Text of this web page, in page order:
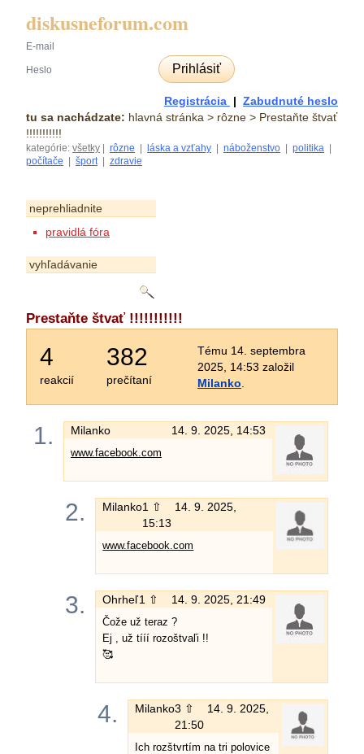
diskusneforum.com
Prihlásiť
Registrácia | Zabudnuté heslo
tu sa nachádzate: hlavná stránka > rôzne > Prestaňte štvať
!!!!!!!!!!!
kategórie: všetky rôzne láska a vzťahy náboženstvo politika
počítače
šport| zdravie
neprehliadnite
pravidlá fóra
vyhľadávanie
Prestaňte štvať !!!!!!!!!!!
4
reakcií
382
prečítaní
Tému 14. septembra
2025, 14:53 založil
Milanko
1. Milanko 14. 9. 2025, 14:53
www.facebook.com
2. Milanko1 ⇧
14. 9. 2025,
15:13
www.facebook.com
3. Ohrheľ1 ⇧ 14. 9. 2025, 21:49
Čože už teraz ?
Ej , už tííí rozoštvaľi !!
🥰
4. Milanko3 ⇧
14. 9. 2025,
21:50
Ich rozštvrtím na tri polovice